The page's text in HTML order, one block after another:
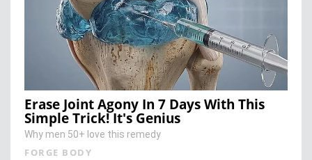
Erase Joint Agony In 7 Days With This
Simple Trick! It's Genius
Why men 50+ love this remedy
FORGE BODY